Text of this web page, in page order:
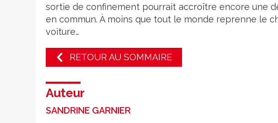
sortie de confinement pourrait accroître encore une
en commun. À moins que tout le monde reprenne le
voiture…
RETOUR AU SOMMAIRE
Auteur
SANDRINE GARNIER